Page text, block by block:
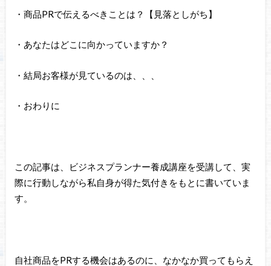
・商品PRで伝えるべきことは？【見落としがち】
・あなたはどこに向かっていますか？
・結局お客様が見ているのは、、、
・おわりに
この記事は、ビジネスプランナー養成講座を受講して、実
際に行動しながら私自身が得た気付きをもとに書いていま
す。
自社商品をPRする機会はあるのに、なかなか買ってもらえ